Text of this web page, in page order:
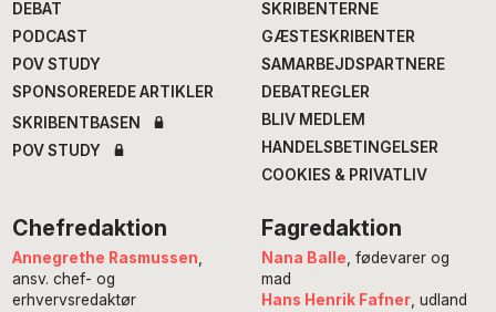
DEBAT
PODCAST
POV STUDY
SPONSOREREDE ARTIKLER
SKRIBENTBASEN
POV STUDY
SKRIBENTERNE
GÆSTESKRIBENTER
SAMARBEJDSPARTNERE
DEBATREGLER
BLIV MEDLEM
HANDELSBETINGELSER
COOKIES & PRIVATLIV
Chefredaktion
Annegrethe Rasmussen,
ansv. chef- og
erhvervsredaktør
Fagredaktion
Nana Balle, fødevarer og
mad
Hans Henrik Fafner, udland